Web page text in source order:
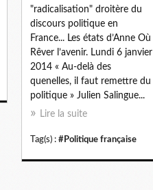
"radicalisation" droitère du
discours politique en
France... Les états d’Anne Où
Rêver l’avenir. Lundi 6 janvier
2014 « Au-delà des
quenelles, il faut remettre du
politique » Julien Salingue...
Lire la suite
Tag(s) : #Politique française